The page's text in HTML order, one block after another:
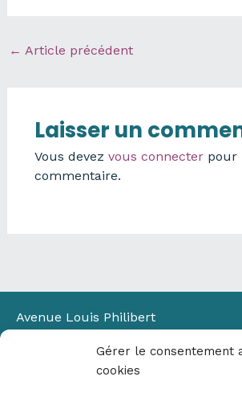
Gérer le consentement
cookies
← Article précédent
Laisser un
Vous devez vous connecterpour
commentaire.
Avenue Louis Philibert
Bâtiment Laennec
13100 Aix-en-Provence